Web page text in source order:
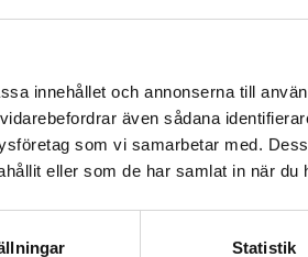
innehållet och annonserna till
även sådana
som vi samarbetar med.
eller som de har samlat in när du
Statistik
att få förslag på produkt och
också utmärkt att bara ställa
KONTAKTA OSS